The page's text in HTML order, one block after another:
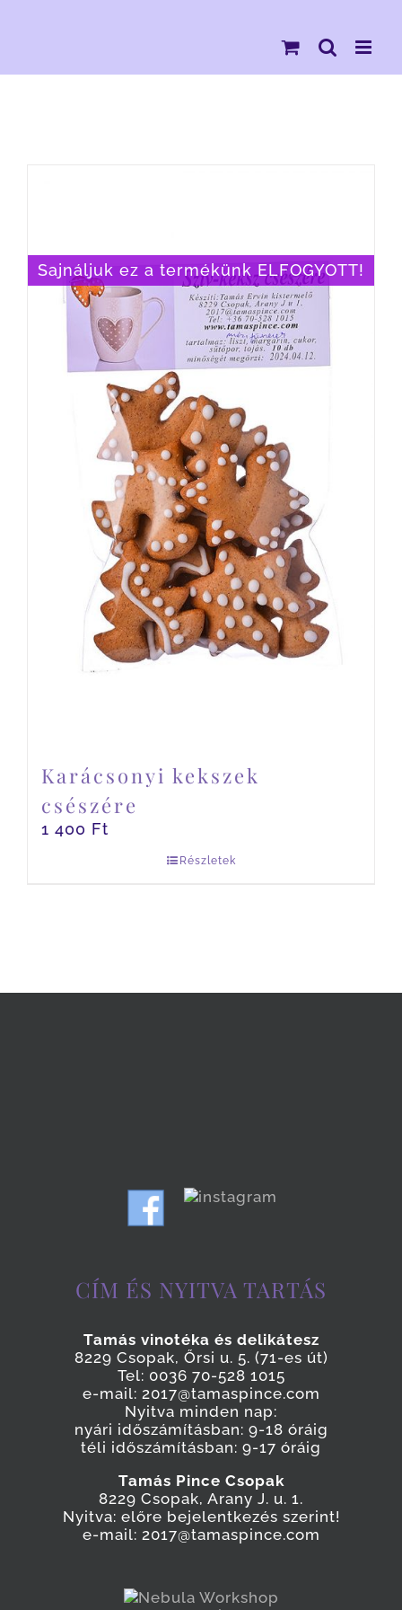
Sajnáljuk ez a termékünk ELFOGYOTT!
Karácsonyi kekszek
csészére
1 400 Ft
Részletek
CÍM ÉS NYITVA TARTÁS
Tamás vinotéka és delikátesz
8229 Csopak, Őrsi u. 5. (71-es út)
Tel: 0036 70-528 1015
e-mail: 2017@tamaspince.com
Nyitva minden nap:
nyári időszámításban: 9-18 óráig
téli időszámításban: 9-17 óráig
Tamás Pince Csopak
8229 Csopak, Arany J. u. 1.
Nyitva: előre bejelentkezés szerint!
e-mail: 2017@tamaspince.com